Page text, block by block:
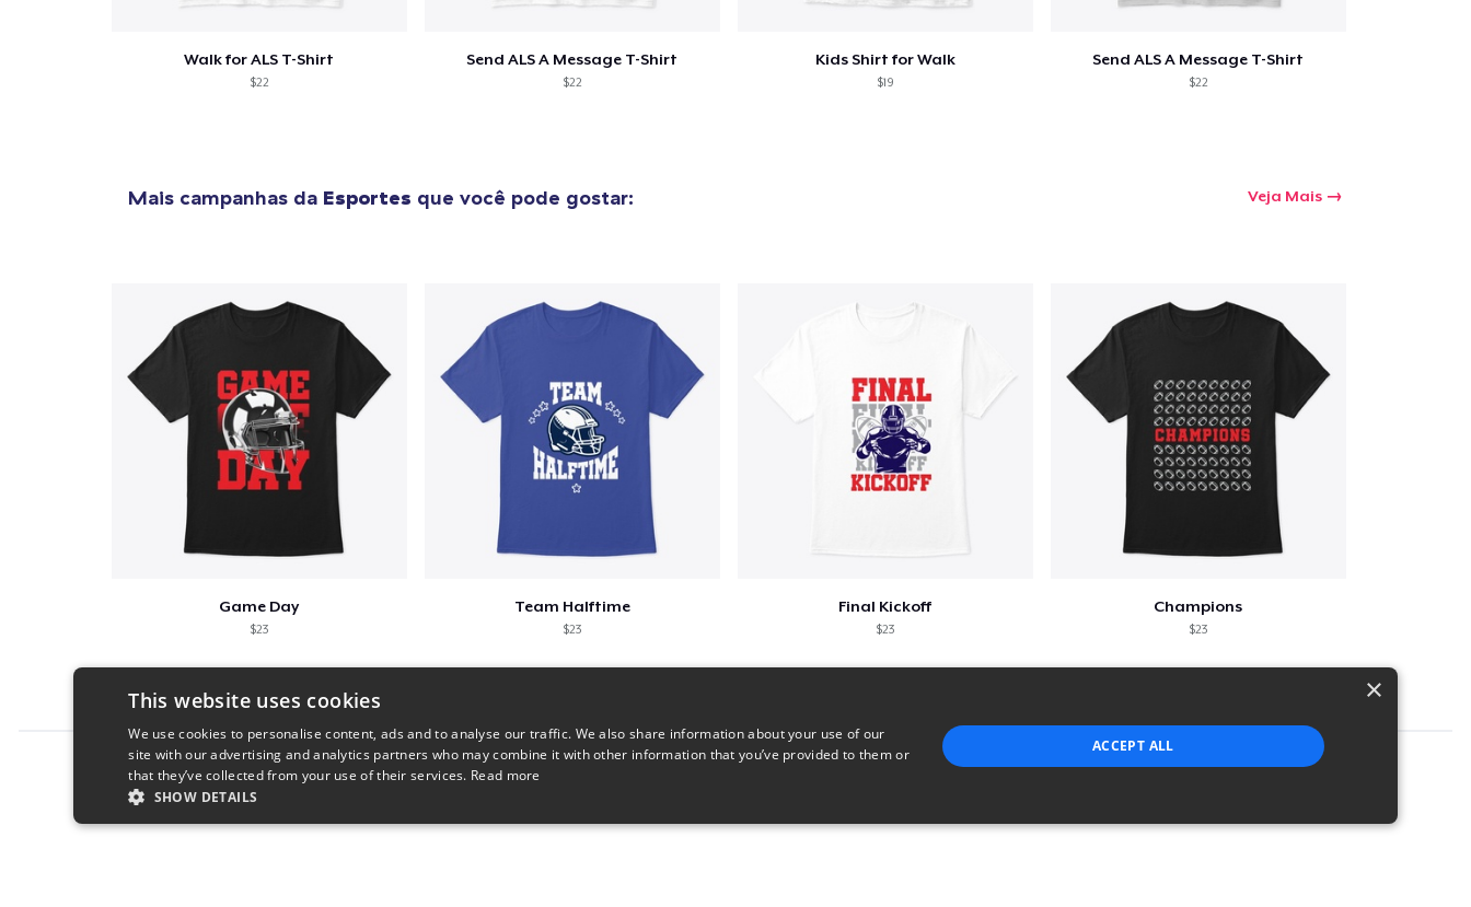
Walk for ALS T-Shirt
$22
Send ALS A Message T-Shirt
$22
Kids Shirt for Walk
$19
Send ALS A Message T-Shirt
$22
Mais campanhas da Esportes que você pode gostar: Veja Mais
Game Day
$23
Team Halftime
$23
Final Kickoff
$23
Champions
$23
Report this product
×
This website uses cookies
We use cookies to personalise content, ads and to analyse our traffic. We also share information about your use of our
site with our advertising and analytics partners who may combine it with other information that you’ve provided to them or
that they’ve collected from your use of their services. Read more
SHOW DETAILS
ACCEPT ALL